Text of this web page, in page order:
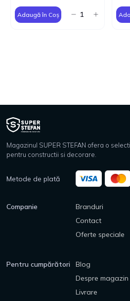
Adaugă în Coș
Magazinul SUPER STEFAN ofera o
pentru constructii si decorare.
Metode de plată
Companie
Branduri
Contact
Oferte speciale
Pentru cumpărători
Blog
Despre magazin
Livrare